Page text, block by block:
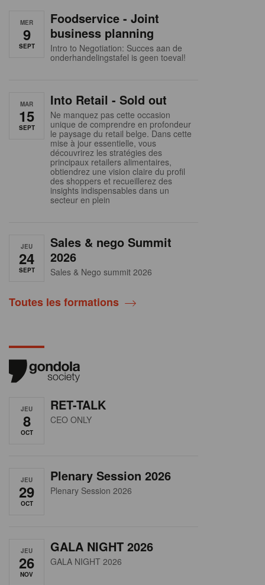
MER
9
SEPT
Foodservice - Joint
business planning
Intro to Negotiation: Succes aan de
onderhandelingstafel is geen toeval!
MAR
15
SEPT
Into Retail - Sold out
Ne manquez pas cette occasion
unique de comprendre en profondeur
le paysage du retail belge. Dans cette
mise à jour essentielle, vous
découvrirez les stratégies des
principaux retailers alimentaires,
obtiendrez une vision claire du profil
des shoppers et recueillerez des
insights indispensables dans un
secteur en plein
JEU
24
SEPT
Sales & nego Summit
2026
Sales & Nego summit 2026
Toutes les formations
JEU
8
OCT
RET-TALK
CEO ONLY
JEU
29
OCT
Plenary Session 2026
Plenary Session 2026
JEU
26
NOV
GALA NIGHT 2026
GALA NIGHT 2026